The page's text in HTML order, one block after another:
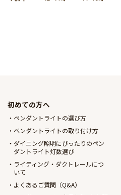
初めての方へ
ペンダントライトの選び方
ペンダントライトの取り付け方
ダイニング照明にぴったりのペン
ダントライト灯数選び
ライティング・ダクトレールにつ
いて
よくあるご質問（Q&A）